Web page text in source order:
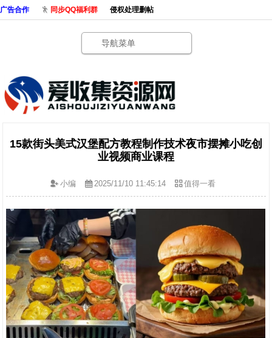
广告合作 同步QQ福利群 侵权处理删帖
导航菜单
15款街头美式汉堡配方教程制作技术夜市摆摊小吃创
业视频商业课程
小编 2025/11/10 11:45:14 值得一看